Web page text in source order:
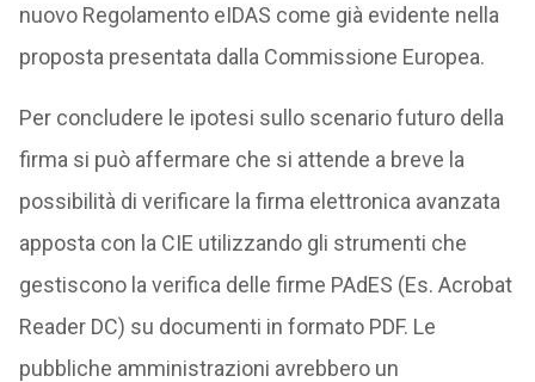
nuovo Regolamento eIDAS come già evidente nella
proposta presentata dalla Commissione Europea.
Per concludere le ipotesi sullo scenario futuro della
firma si può affermare che si attende a breve la
possibilità di verificare la firma elettronica avanzata
apposta con la CIE utilizzando gli strumenti che
gestiscono la verifica delle firme PAdES (Es. Acrobat
Reader DC) su documenti in formato PDF. Le
pubbliche amministrazioni avrebbero un